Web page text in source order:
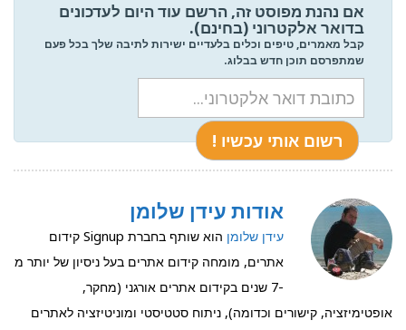
אם נהנת מפוסט זה, הרשם עוד היום לעדכונים
בדואר אלקטרוני (בחינם).
קבל מאמרים, טיפים וכלים בלעדיים ישירות לתיבה שלך בכל פעם
שמתפרסם תוכן חדש בבלוג.
אודות עידן שלומן
עידן שלומן
הוא שותף בחברת Signup קידום
אתרים, מומחה קידום אתרים בעל ניסיון של יותר מ
-7 שנים בקידום אתרים אורגני (מחקר,
אופטימיזציה, קישורים וכדומה), ניתוח סטטיסטי ומוניטיזציה לאתרים